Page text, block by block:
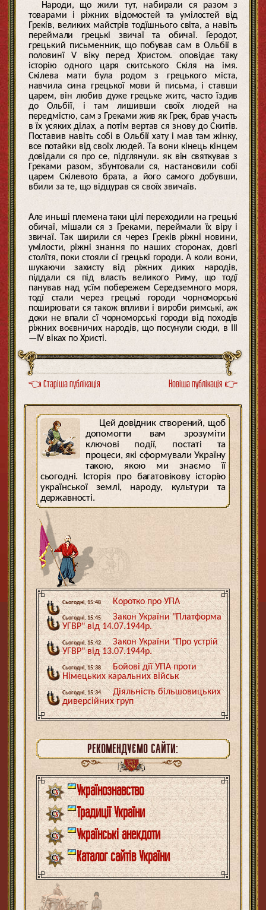
Народи, що жили тут, набирали ся разом з
товарами і ріжних відомостей та умілостей від
Греків, великих майстрів тодїшнього світа, а навіть
переймали грецькі звичаї та обичаї. Геродот,
грецький письменник, що побував сам в Ольбії в
половинї V віку перед Христом. оповідає таку
історію одного царя скитського Скіля на імя.
Скілева мати була родом з грецького міста,
навчила сина грецької мови й письма, і ставши
царем, він любив дуже грецьке житє, часто їздив
до Ольбії, і там лишивши своїх людей на
передмістю, сам з Греками жив як Грек, брав участь
в їх усяких ділах, а потім вертав ся знову до Скитів.
Поставив навіть собі в Ольбії хату і мав там жінку,
все потайки від своїх людей. Та вони кінець кінцем
довідали ся про се, підглянули. як він святкував з
Греками разом, збунтовали ся, настановили собі
царем Скілевото брата, а його самого добувши,
вбили за те, що відцурав ся своїх звичаїв.
Але иньші племена таки цілі переходили на грецькі
обичаї, мішали ся з Греками, переймали їх віру і
звичаї. Так ширили ся через Греків ріжні новини,
умілости, ріжні знання по наших сторонах, довгі
столїтя, поки стояли сї грецькі городи. А коли вони,
шукаючи захисту від ріжних диких народів,
піддали ся під власть великого Риму, що тодї
панував над усїм побережем Середземного моря,
тодї стали через грецькі городи чорноморські
поширювати ся також впливи і вироби римські, аж
доки не впали сї чорноморські городи від походів
ріжних воєвничих народів, що посунули сюди, в III
—IV віках по Христі.
👈 Старіша публікація Новіша публікація 👉
Цей довідник створений, щоб
допомогти вам зрозуміти
ключові події, постаті та
процеси, які сформували Україну
такою, якою ми знаємо її
сьогодні. Історія про багатовікову історію
української землі, народу, культури та
державності.
Сьогодні, 15:48 Коротко про УПА
Сьогодні, 15:45
Закон України "Платформа
УГВР" від 14.07.1944р.
Сьогодні, 15:42
Закон України "Про устрій
УГВР" від 13.07.1944р.
Сьогодні, 15:38
Бойові дії УПА проти
Німецьких каральних військ
Сьогодні, 15:34
Діяльність більшовицьких
диверсійних груп
РЕКОМЕНДУЄМО САЙТИ:
Українознавство
Традиції України
Українські анекдоти
Каталог сайтів України